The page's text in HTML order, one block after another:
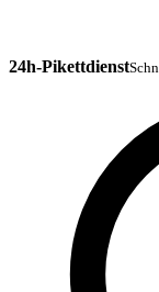
24h-Pikettdienst